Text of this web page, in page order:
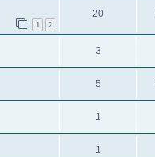
1 2
20
3
5
1
1